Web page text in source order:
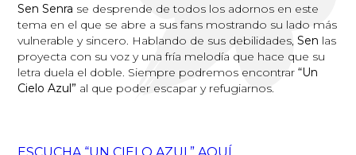
Sen Senra se desprende de todos los adornos en este
tema en el que se abre a sus fans mostrando su lado más
vulnerable y sincero. Hablando de sus debilidades,Sen las
proyecta con su voz y una fría melodía que hace que su
letra duela el doble. Siempre podremos encontrar“Un
Cielo Azul” al que poder escapar y refugiarnos.
ESCUCHA “UN CIELO AZUL” AQUÍ